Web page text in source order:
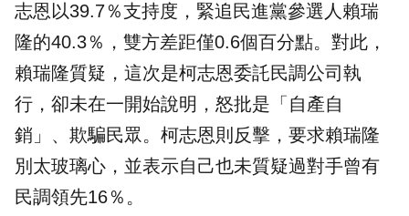
志恩 以39.7％支持度，緊追民進黨參選人 賴瑞
隆的40.3％，雙方差距僅0.6個百分點。對此，
賴瑞隆質疑，這次是柯志恩委託民調公司執
行，卻未在一開始說明，怒批是「自產自
銷」、欺騙民眾。柯志恩則反擊，要求賴瑞隆
別太玻璃心，並表示自己也未質疑過對手曾有
民調領先16％。